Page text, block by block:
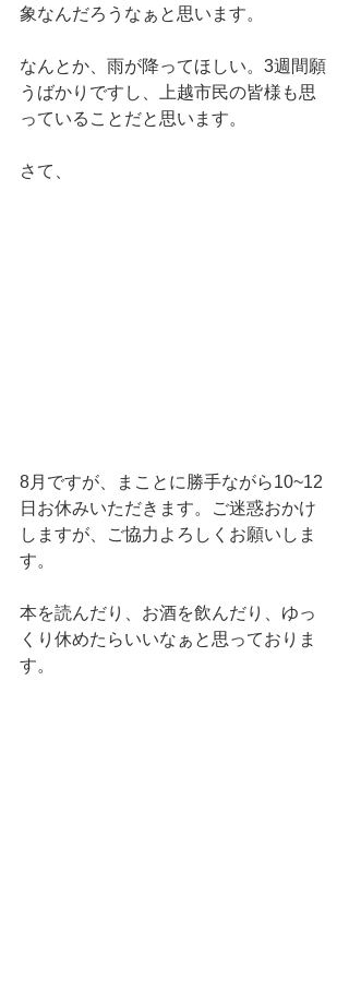
象なんだろうなぁと思います。
なんとか、雨が降ってほしい。3週間願
うばかりですし、上越市民の皆様も思
っていることだと思います。
さて、
8月ですが、まことに勝手ながら10~12
日お休みいただきます。ご迷惑おかけ
しますが、ご協力よろしくお願いしま
す。
本を読んだり、お酒を飲んだり、ゆっ
くり休めたらいいなぁと思っておりま
す。